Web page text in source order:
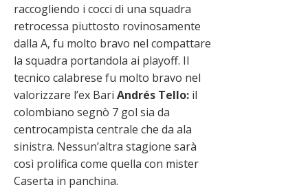
raccogliendo i cocci di una squadra
retrocessa piuttosto rovinosamente
dalla A, fu molto bravo nel compattare
la squadra portandola ai playoff. Il
tecnico calabrese fu molto bravo nel
valorizzare l’ex Bari Andrés Tello: il
colombiano segnò 7 gol sia da
centrocampista centrale che da ala
sinistra. Nessun’altra stagione sarà
così prolifica come quella con mister
Caserta in panchina.